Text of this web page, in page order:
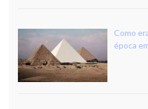
Como
época